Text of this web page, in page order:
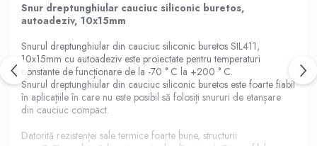
Snur dreptunghiular cauciuc siliconic buretos,
autoadeziv, 10x15mm
Snurul dreptunghiular din cauciuc siliconic buretos SIL411,
10x15mm cu autoadeziv este proiectate pentru temperaturi
constante de funcționare de la -70 ° C la +200 ° C.
Snurul dreptunghiular din cauciuc siliconic buretos este foarte fiabil
în aplicațiile în care nu este posibil să folosiți snururi de etanșare
din cauciuc compact.
Datorită rezistenței sale termice foarte bune, structurii